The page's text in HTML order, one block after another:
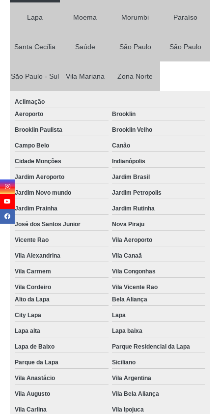
Lapa Moema Morumbi Paraíso
Santa Cecília Saúde São Paulo São Paulo
São Paulo - Sul Vila Mariana Zona Norte
Aclimação
Aeroporto
Brooklin
Brooklin Paulista Brooklin Velho
Campo Belo Canão
Cidade Monções Indianópolis
Jardim Aeroporto Jardim Brasil
Jardim Novo mundo Jardim Petropolis
Jardim Prainha Jardim Rutinha
José dos Santos Junior Nova Piraju
Vicente Rao Vila Aeroporto
Vila Alexandrina Vila Canaã
Vila Carmem Vila Congonhas
Vila Cordeiro
Vila Vicente Rao
Alto da Lapa
Bela Aliança
City Lapa Lapa
Lapa alta Lapa baixa
Lapa de Baixo Parque Residencial da Lapa
Parque da Lapa Siciliano
Vila Anastácio Vila Argentina
Vila Augusto Vila Bela Aliança
Vila Carlina Vila Ipojuca